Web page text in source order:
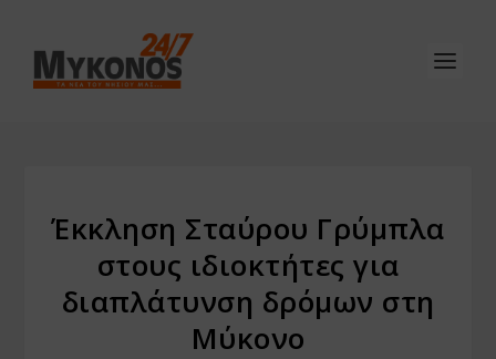
Έκκληση Σταύρου Γρύμπλα
στους ιδιοκτήτες για
διαπλάτυνση δρόμων στη
Μύκονο